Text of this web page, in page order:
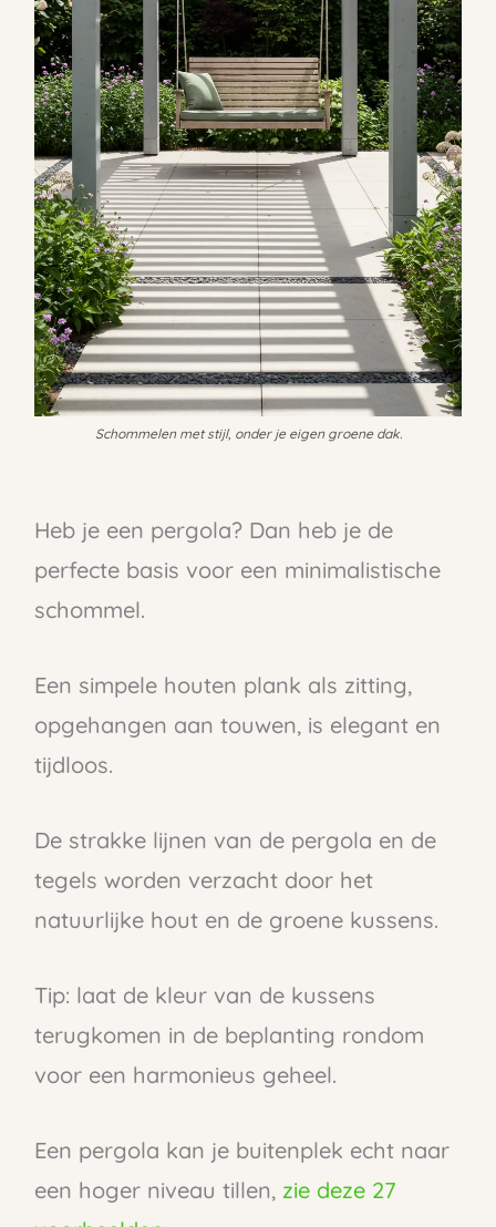
Schommelen met stijl, onder je eigen groene dak.
Heb je een pergola? Dan heb je de
perfecte basis voor een minimalistische
schommel.
Een simpele houten plank als zitting,
opgehangen aan touwen, is elegant en
tijdloos.
De strakke lijnen van de pergola en de
tegels worden verzacht door het
natuurlijke hout en de groene kussens.
Tip: laat de kleur van de kussens
terugkomen in de beplanting rondom
voor een harmonieus geheel.
Een pergola kan je buitenplek echt naar
een hoger niveau tillen, zie deze 27